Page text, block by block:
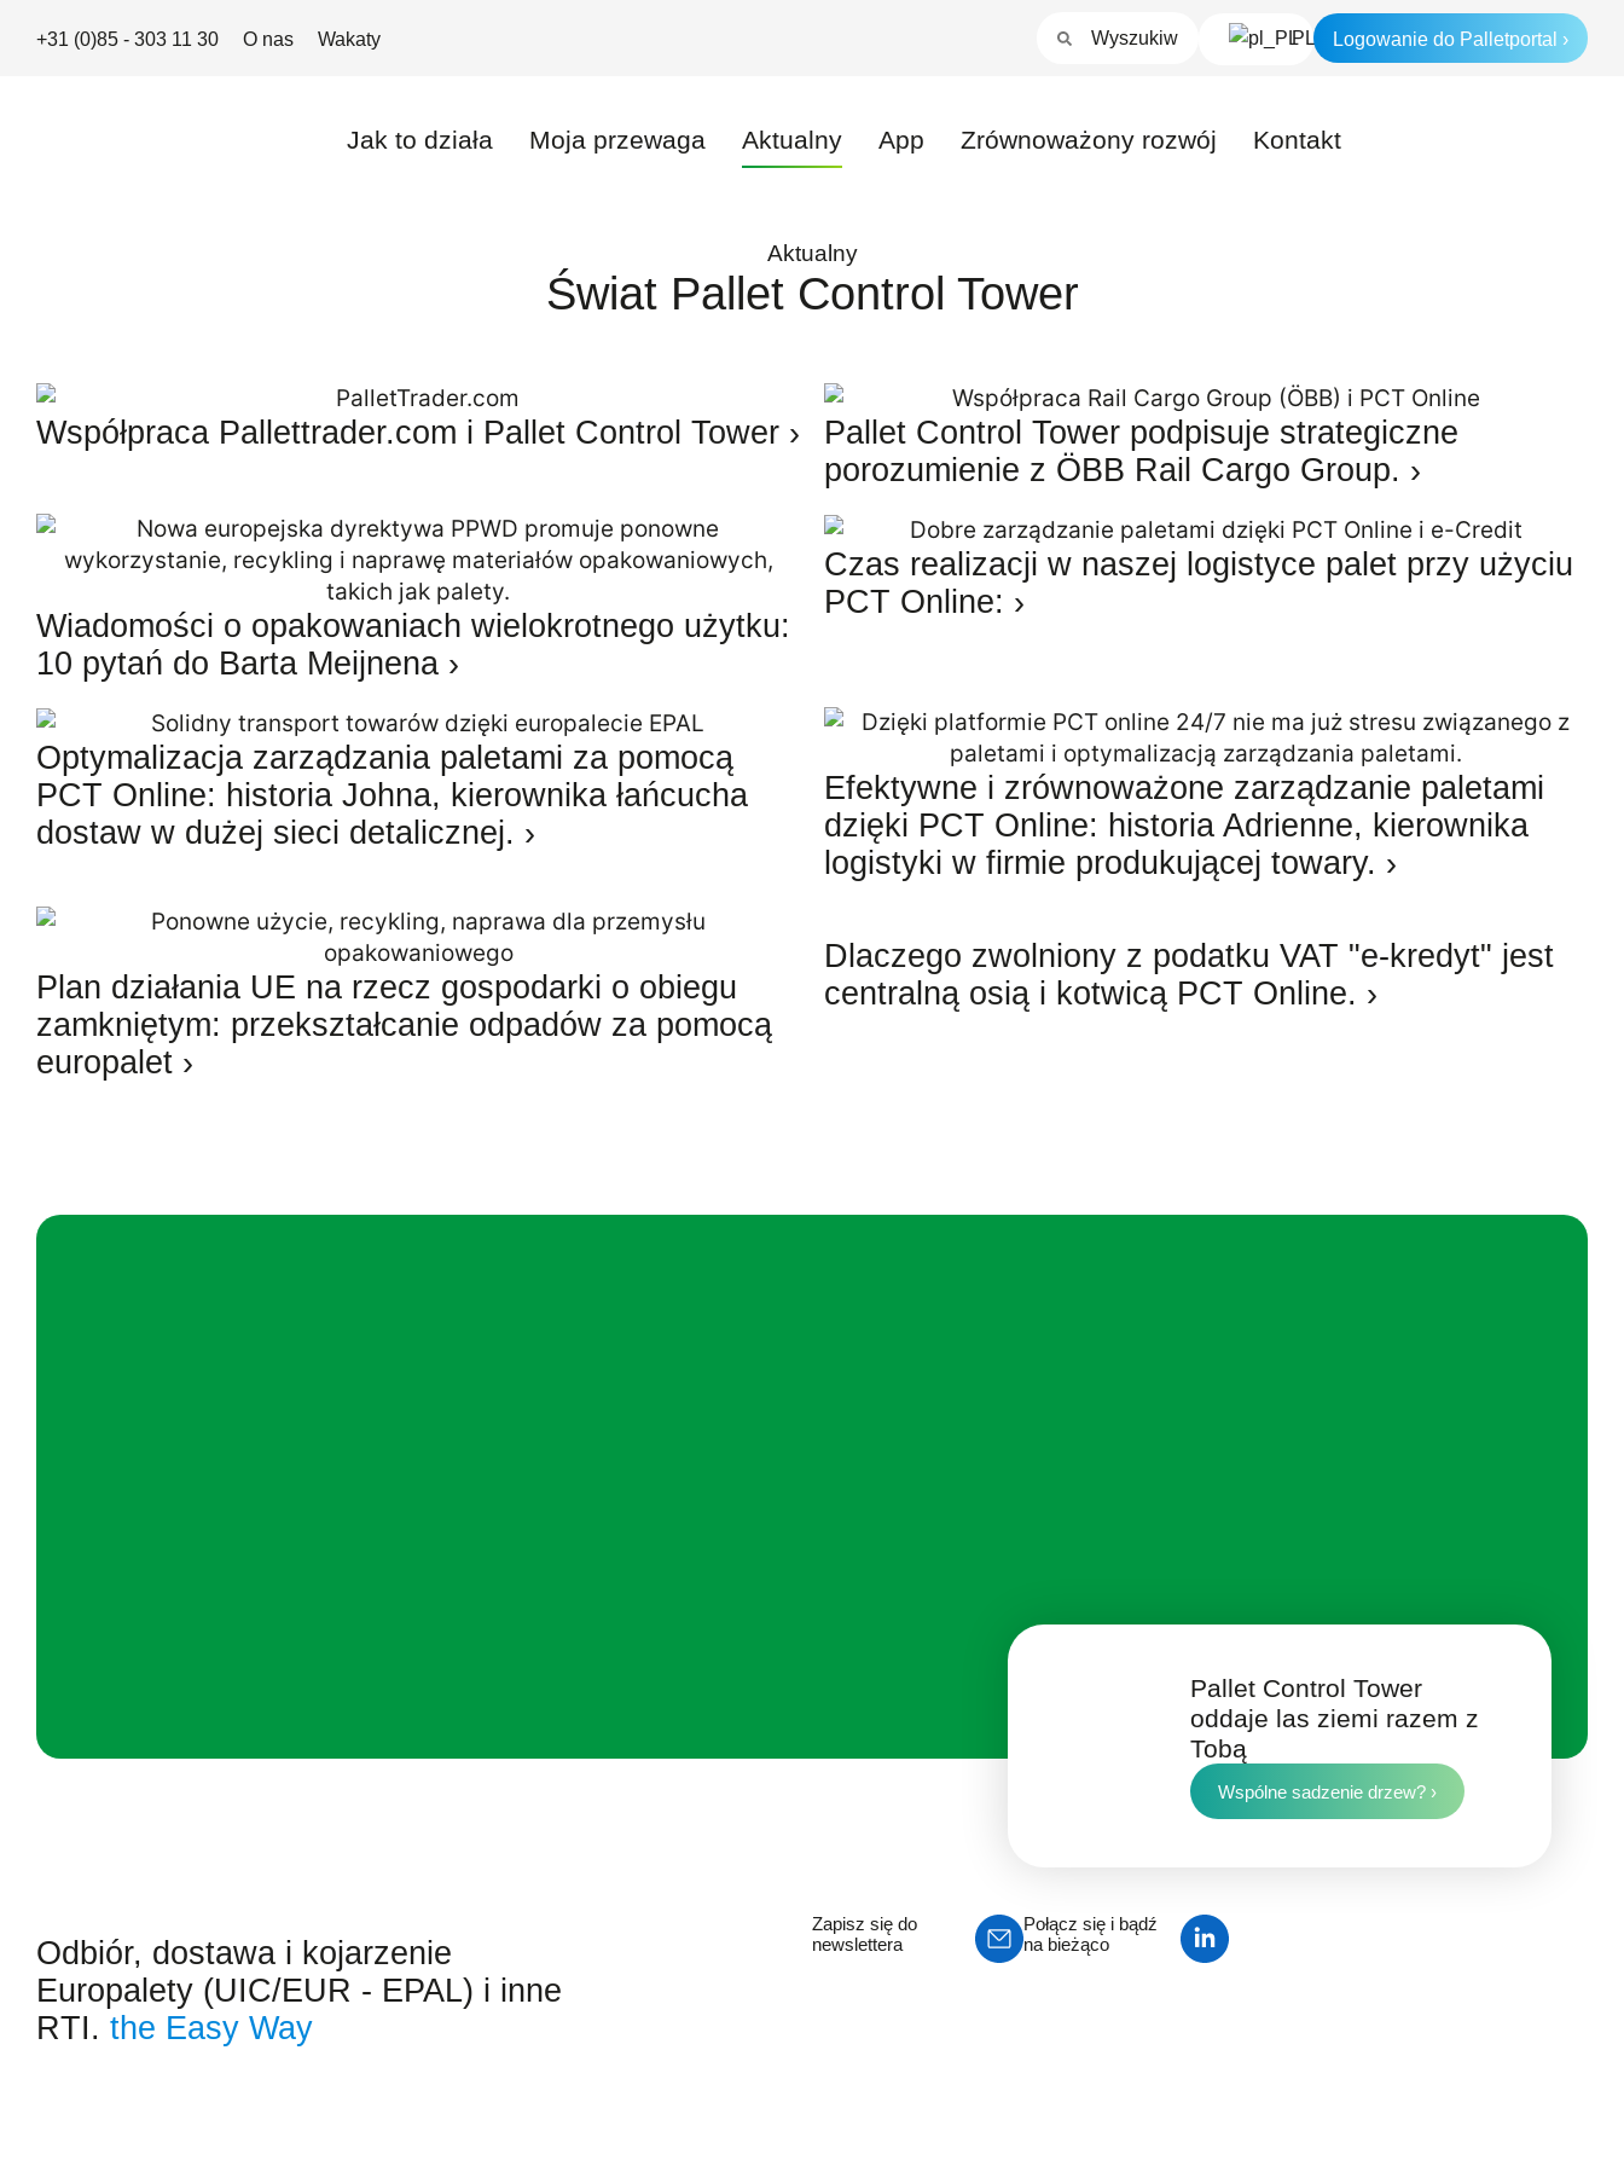
+31 (0)85 - 303 11 30 O nas Wakaty PL Logowanie do Palletportal ›
Jak to działa Moja przewaga Aktualny App Zrównoważony rozwój Kontakt
Aktualny
Świat Pallet Control Tower
Współpraca Pallettrader.com i Pallet Control Tower ›
Pallet Control Tower podpisuje strategiczne
porozumienie z ÖBB Rail Cargo Group. ›
Wiadomości o opakowaniach wielokrotnego użytku:
10 pytań do Barta Meijnena ›
Czas realizacji w naszej logistyce palet przy użyciu
PCT Online: ›
Optymalizacja zarządzania paletami za pomocą
PCT Online: historia Johna, kierownika łańcucha
dostaw w dużej sieci detalicznej. ›
Efektywne i zrównoważone zarządzanie paletami
dzięki PCT Online: historia Adrienne, kierownika
logistyki w firmie produkującej towary. ›
Plan działania UE na rzecz gospodarki o obiegu
zamkniętym: przekształcanie odpadów za pomocą
europalet ›
Dlaczego zwolniony z podatku VAT "e-kredyt" jest
centralną osią i kotwicą PCT Online. ›
Pallet Control Tower
oddaje las ziemi razem z
Tobą
Wspólne sadzenie drzew? ›
Odbiór, dostawa i kojarzenie
Europalety (UIC/EUR - EPAL) i inne
RTI. the Easy Way
Zapisz się do
newslettera
Połącz się i bądź
na bieżąco